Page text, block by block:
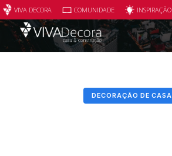
VIVA DECORA COMUNIDADE INSPIRAÇÃO
DECORAÇÃO DE CASA